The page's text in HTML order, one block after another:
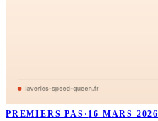
PREMIERS PAS · 16 MARS 2026